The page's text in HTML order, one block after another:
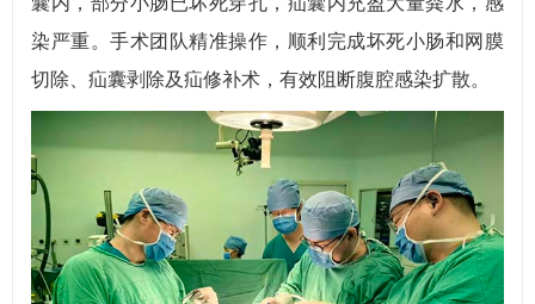
染严重。手术团队精准操作，顺利完成坏死小肠和网膜
切除、疝囊剥除及疝修补术，有效阻断腹腔感染扩散。